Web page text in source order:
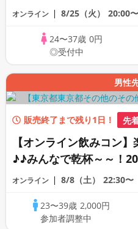
す！《女性のための恋愛
オンライン 8/25（火） 20:00〜
24〜37歳 0円
◎受付中
男性
販売終了まで残り1日！ 先
【オンライン飲みコン
♪♪みんなで乾杯～～！
応援♪♪リモートパーティ
う♪☆全国の方が対象☆
オンライン 8/8（土） 22:30〜
23〜39歳 2,000円
参加者調整中